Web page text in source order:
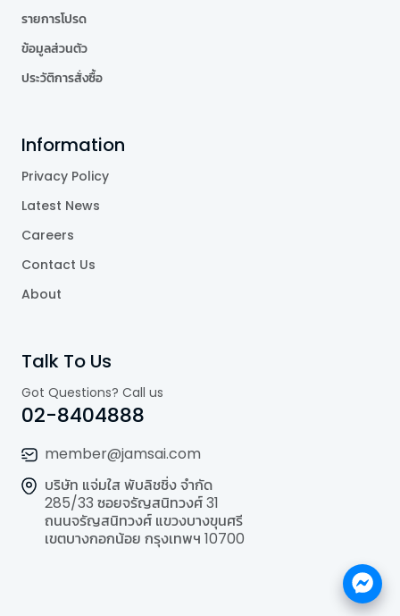
รายการโปรด
ข้อมูลส่วนตัว
ประวัติการสั่งซื้อ
Information
Privacy Policy
Latest News
Careers
Contact Us
About
Talk To Us
Got Questions? Call us
02-8404888
member@jamsai.com
บริษัท แจ่มใส พับลิชชิ่ง จำกัด
285/33 ซอยจรัญสนิทวงศ์ 31
ถนนจรัญสนิทวงศ์ แขวงบางขุนศรี
เขตบางกอกน้อย กรุงเทพฯ 10700